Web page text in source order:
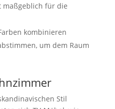
maßgeblich für die
kombinieren
um dem Raum
Stil